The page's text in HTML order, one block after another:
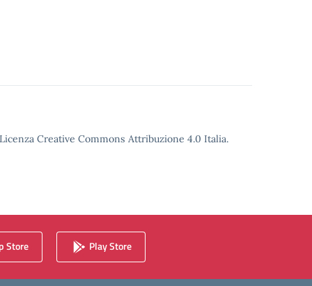
Creative Commons Attribuzione 4.0 Italia.
Store Play Store